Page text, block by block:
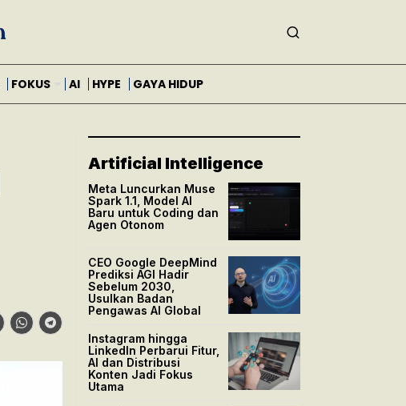
FOKUS AI HYPE GAYA HIDUP
Artificial Intelligence
Meta Luncurkan Muse
Spark 1.1, Model AI
Baru untuk Coding dan
Agen Otonom
CEO Google DeepMind
Prediksi AGI Hadir
Sebelum 2030,
Usulkan Badan
Pengawas AI Global
Instagram hingga
LinkedIn Perbarui Fitur,
AI dan Distribusi
Konten Jadi Fokus
Utama